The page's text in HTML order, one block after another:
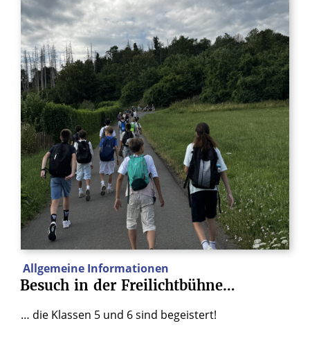
Allgemeine Informationen
Besuch in der Freilichtbühne…
… die Klassen 5 und 6 sind begeistert!